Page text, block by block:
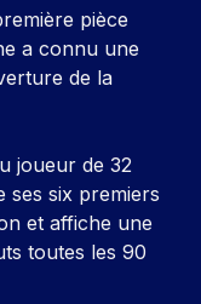
pièce
a connu une
de la
joueur de 32
ses six premiers
et affiche une
toutes les 90